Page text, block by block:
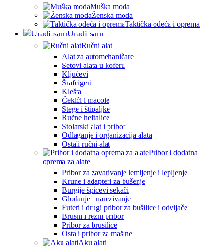
Muška moda
Ženska moda
Taktička odeća i oprema
Uradi sam
Ručni alat
Alat za automehaničare
Setovi alata u koferu
Ključevi
Šrafcigeri
Klešta
Čekići i macole
Stege i štipaljke
Ručne heftalice
Stolarski alat i pribor
Odlaganje i organizacija alata
Ostali ručni alat
Pribor i dodatna
oprema za alate
Pribor za zavarivanje lemljenje i lepljenje
Krune i adapteri za bušenje
Burgije špicevi sekači
Glodanje i narezivanje
Futeri i drugi pribor za bušilice i odvijače
Brusni i rezni pribor
Pribor za brusilice
Ostali pribor za mašine
Aku alati